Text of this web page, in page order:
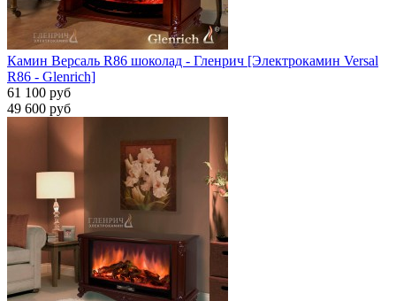
Камин Версаль R86 шоколад - Гленрич [Электрокамин Versal
R86 - Glenrich]
61 100 руб
49 600 руб